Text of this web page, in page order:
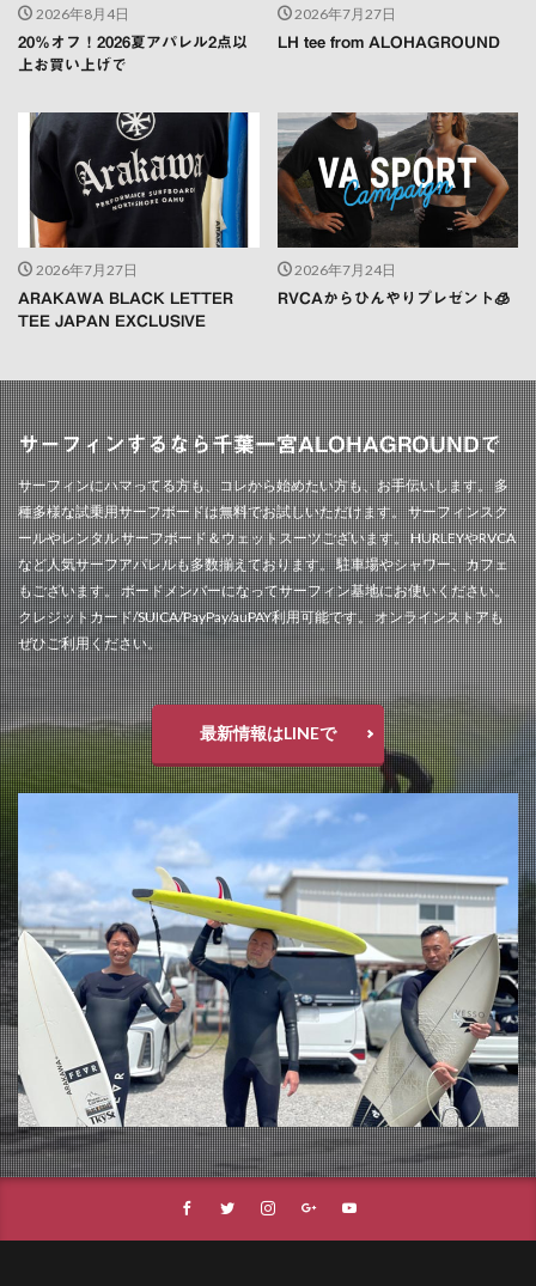
2026年8月4日
20％オフ！2026夏アパレル2点以
上お買い上げで
2026年7月27日
LH tee from ALOHAGROUND
2026年7月27日
ARAKAWA BLACK LETTER
TEE JAPAN EXCLUSIVE
2026年7月24日
RVCAからひんやりプレゼント🧊
サーフィンするなら千葉一宮ALOHAGROUNDで
サーフィンにハマってる方も、コレから始めたい方も、お手伝いします。 多
種多様な試乗用サーフボードは無料でお試しいただけます。 サーフィンスク
ールやレンタル サーフボード＆ウェットスーツございます。 HURLEYやRVCA
など人気サーフアパレルも多数揃えております。 駐車場やシャワー、カフェ
もございます。 ボードメンバーになってサーフィン基地にお使いください。
クレジットカード/SUICA/PayPay/auPAY利用可能です。 オンラインストアも
ぜひご利用ください。
最新情報はLINEで